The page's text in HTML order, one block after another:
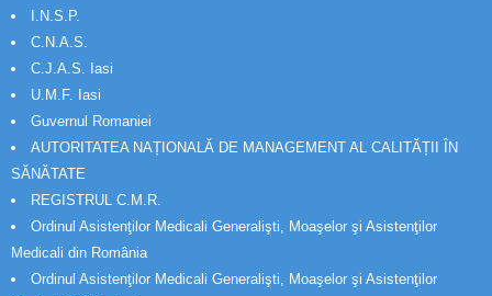
I.N.S.P.
C.N.A.S.
C.J.A.S. Iasi
U.M.F. Iasi
Guvernul Romaniei
AUTORITATEA NAȚIONALĂ DE MANAGEMENT AL CALITĂȚII ÎN
SĂNĂTATE
REGISTRUL C.M.R.
Ordinul Asistenţilor Medicali Generalişti, Moaşelor şi Asistenţilor
Medicali din România
Ordinul Asistenţilor Medicali Generalişti, Moaşelor şi Asistenţilor